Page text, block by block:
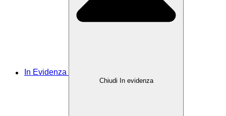
In Evidenza
Chiudi In evidenza